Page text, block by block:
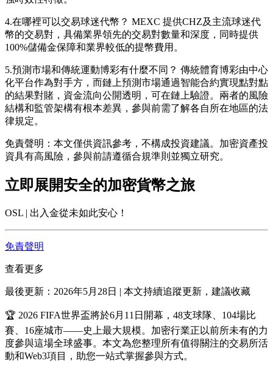
4.在哪裡可以交易球迷代幣？ MEXC 提供CHZ及主流球迷代
幣的交易對，具備業界領先的交易對數量和深度，同時提供
100%儲備金保障和業界較低的提幣費用。
5.預測市場和傳統運動博彩有什麼不同？ 傳統體育博彩由中心
化平台作為對手方，而鏈上預測市場通過智能合約實現點對點
的結果對賭，資金流向公開透明，可在鏈上驗證。兩者的風險
結構和監管架構有根本差異，參與前需了解各自所在地區的法
律規定。
免責聲明：本文僅供資訊參考，不構成投資建議。加密資產投
資具有高風險，參與前請遵循合規準則並獨立研究。
立即展開安全的加密貨幣之旅
OSL | 出入金從未如此安心！
免責聲明
查看更多
最後更新：2026年5月28日 | 本文持續追蹤更新，建議收藏
🏆 2026 FIFA世界盃將於6月11日開幕，48支球隊、104場比
賽、16座城市——史上最大規模。加密行業正以前所未有的力
度參與這場全球盛事。本文為您整理所有值得關注的交易所活
動和Web3項目
，助您一站式掌握參與方式。